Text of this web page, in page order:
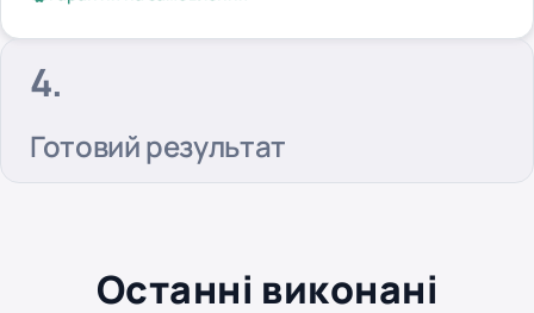
Готовий результат
Останні виконані